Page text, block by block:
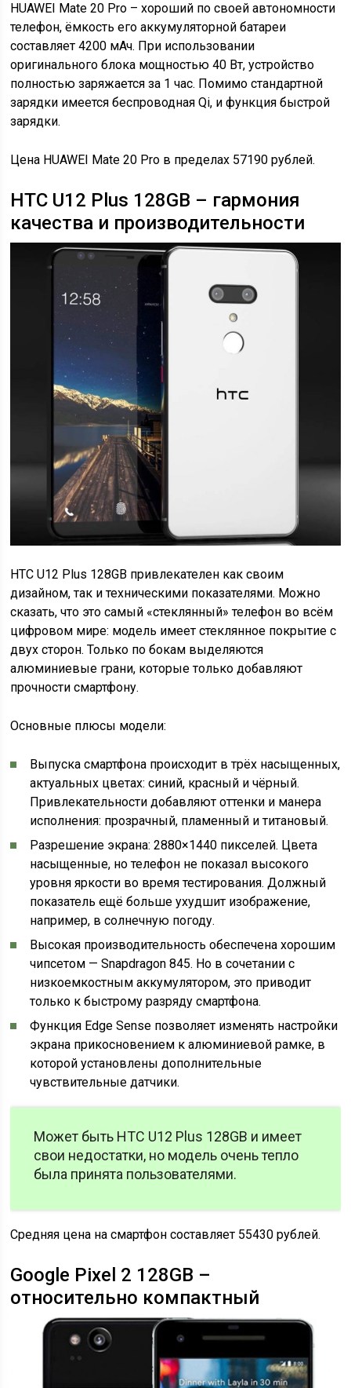
HUAWEI Mate 20 Pro – хороший по своей автономности
телефон, ёмкость его аккумуляторной батареи
составляет 4200 мАч. При использовании
оригинального блока мощностью 40 Вт, устройство
полностью заряжается за 1 час. Помимо стандартной
зарядки имеется беспроводная Qi, и функция быстрой
зарядки.
Цена HUAWEI Mate 20 Pro в пределах 57190 рублей.
HTC U12 Plus 128GB – гармония
качества и производительности
HTC U12 Plus 128GB привлекателен как своим
дизайном, так и техническими показателями. Можно
сказать, что это самый «стеклянный» телефон во всём
цифровом мире: модель имеет стеклянное покрытие с
двух сторон. Только по бокам выделяются
алюминиевые грани, которые только добавляют
прочности смартфону.
Основные плюсы модели:
Выпуска смартфона происходит в трёх насыщенных,
актуальных цветах: синий, красный и чёрный.
Привлекательности добавляют оттенки и манера
исполнения: прозрачный, пламенный и титановый.
Разрешение экрана: 2880×1440 пикселей. Цвета
насыщенные, но телефон не показал высокого
уровня яркости во время тестирования. Должный
показатель ещё больше ухудшит изображение,
например, в солнечную погоду.
Высокая производительность обеспечена хорошим
чипсетом — Snapdragon 845. Но в сочетании с
низкоемкостным аккумулятором, это приводит
только к быстрому разряду смартфона.
Функция Edge Sense позволяет изменять настройки
экрана прикосновением к алюминиевой рамке, в
которой установлены дополнительные
чувствительные датчики.
Может быть HTC U12 Plus 128GB и имеет
свои недостатки, но модель очень тепло
была принята пользователями.
Средняя цена на смартфон составляет 55430 рублей.
Google Pixel 2 128GB –
относительно компактный